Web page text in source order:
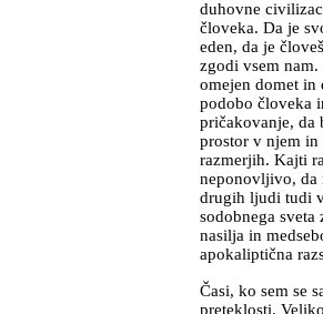
duhovne
človeka. Da je
eden, da je
zgodi vsem
omejen domet in
podobo človeka
pričakovanje, da
prostor v njem
razmerjih. Kajti
neponovljivo, da
drugih ljudi tudi
sodobnega
nasilja in
apokaliptična
Časi, ko sem se
preteklosti.